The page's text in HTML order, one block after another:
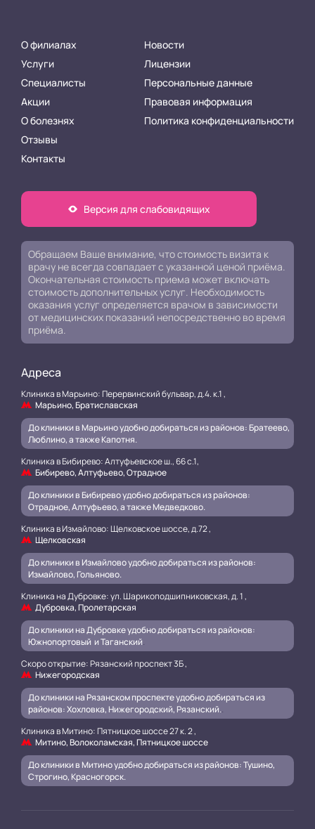
О филиалах
Услуги
Специалисты
Акции
О болезнях
Отзывы
Контакты
Новости
Лицензии
Персональные данные
Правовая информация
Политика конфиденциальности
Версия для слабовидящих
Обращаем Ваше внимание, что стоимость визита к
врачу не всегда совпадает с указанной ценой приёма.
Окончательная стоимость приема может включать
стоимость дополнительных услуг. Необходимость
оказания услуг определяется врачом в зависимости
от медицинских показаний непосредственно во время
приёма.
Адреса
Клиника в Марьино: Перервинский бульвар, д.4. к.1 ,
Марьино, Братиславская
До клиники в Марьино удобно добираться из районов: Братеево,
Люблино, а также Капотня.
Клиника в Бибирево: Алтуфьевское ш., 66 с.1,
Бибирево, Алтуфьево, Отрадное
До клиники в Бибирево удобно добираться из районов:
Отрадное, Алтуфьево, а также Медведково.
Клиника в Измайлово: Щелковское шоссе, д.72 ,
Щелковская
До клиники в Измайлово удобно добираться из районов:
Измайлово, Гольяново.
Клиника на Дубровке: ул. Шарикоподшипниковская, д. 1 ,
Дубровка, Пролетарская
До клиники на Дубровке удобно добираться из районов:
Южнопортовый и Таганский.
Скоро открытие: Рязанский проспект 3Б ,
Нижегородская
До клиники на Рязанском проспекте удобно добираться из
районов: Хохловка, Нижегородский, Рязанский..
Клиника в Митино: Пятницкое шоссе 27 к. 2 ,
Митино, Волоколамская, Пятницкое шоссе
До клиники в Митино удобно добираться из районов: Тушино,
Строгино, Красногорск.